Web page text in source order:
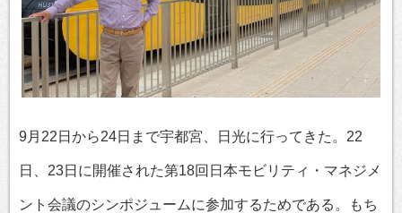
9月22日から24日まで宇都宮、日光に行ってきた。22
日、23日に開催された第18回日本モビリティ・マネジメ
ント会議のシンポジュームに参加するためである。もち